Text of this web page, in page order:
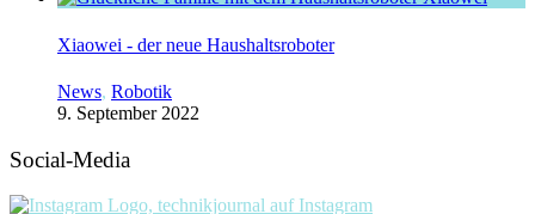
Xiaowei - der neue Haushaltsroboter
News, Robotik
9. September 2022
Social-Media